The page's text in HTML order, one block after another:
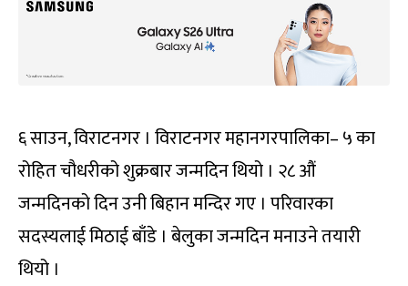
६ साउन, विराटनगर । विराटनगर महानगरपालिका– ५ का
रोहित चौधरीको शुक्रबार जन्मदिन थियो । २८ औं
जन्मदिनको दिन उनी बिहान मन्दिर गए । परिवारका
सदस्यलाई मिठाई बाँडे । बेलुका जन्मदिन मनाउने तयारी
थियो ।